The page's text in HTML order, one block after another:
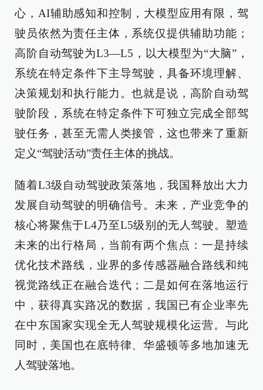
心，AI辅助感知和控制，大模型应用有限，驾
驶员依然为责任主体，系统仅提供辅助功能；
高阶自动驾驶为L3—L5，以大模型为“大脑”，
系统在特定条件下主导驾驶，具备环境理解、
决策规划和执行能力。也就是说，高阶自动驾
驶阶段，系统在特定条件下可独立完成全部驾
驶任务，甚至无需人类接管，这也带来了重新
定义“驾驶活动”责任主体的挑战。
随着L3级自动驾驶政策落地，我国释放出大力
发展自动驾驶的明确信号。未来，产业竞争的
核心将聚焦于L4乃至L5级别的无人驾驶。塑造
未来的出行格局，当前有两个焦点：一是持续
优化技术路线，业界的多传感器融合路线和纯
视觉路线正在融合迭代；二是如何在落地运行
中，获得真实路况的数据，我国已有企业率先
在中东国家实现全无人驾驶规模化运营。与此
同时，美国也在底特律、华盛顿等多地加速无
人驾驶落地。